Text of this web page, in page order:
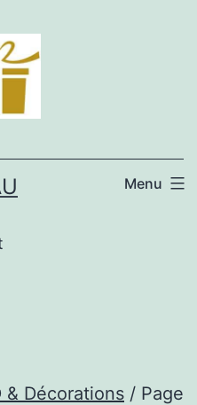
Menu
& Décorations / Page